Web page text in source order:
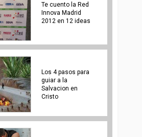
Te cuento la Red
Innova Madrid
2012 en 12 ideas
Los 4 pasos para
guiar a la
Salvacion en
Cristo